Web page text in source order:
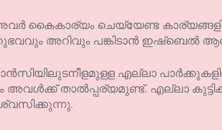
അവർ കൈകാര്യം ചെയ്യേണ്ട
അറിവും പങ്കിടാൻ ഇഷ്ബെൽ
എല്ലാ
അവൾക്ക് താൽപ്പര്യമുണ്ട്. എല്ലാ